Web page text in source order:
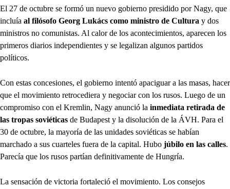
El 27 de octubre se formó un nuevo gobierno presidido por Nagy, que
incluía al filósofo Georg Lukács como ministro de Cultura y dos
ministros no comunistas. Al calor de los acontecimientos, aparecen los
primeros diarios independientes y se legalizan algunos partidos
políticos.
Con estas concesiones, el gobierno intentó apaciguar a las masas, hacer
que el movimiento retrocediera y negociar con los rusos. Luego de un
compromiso con el Kremlin, Nagy anunció la inmediata retirada de
las tropas soviéticas de Budapest y la disolución de la ÁVH. Para el
30 de octubre, la mayoría de las unidades soviéticas se habían
marchado a sus cuarteles fuera de la capital. Hubo júbilo en las calles.
Parecía que los rusos partían definitivamente de Hungría.
La sensación de victoria fortaleció el movimiento. Los consejos